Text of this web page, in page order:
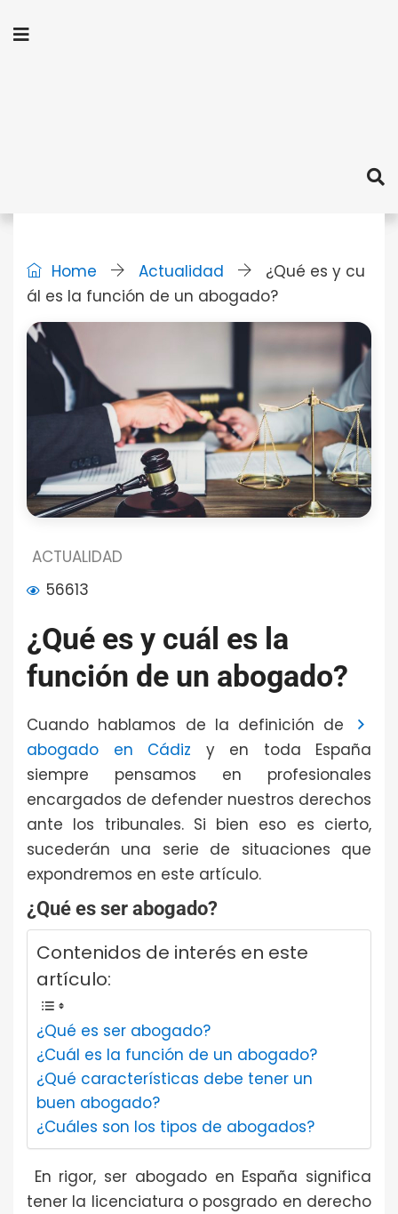
Home Actualidad
¿Qué es y cu
ál es la función de un abogado?
ACTUALIDAD
56613
¿Qué es y cuál es la
función de un abogado?
Cuando hablamos de la definición de
abogado en Cádiz y en toda España
siempre pensamos en profesionales
encargados de defender nuestros derechos
ante los tribunales. Si bien eso es cierto,
sucederán una serie de situaciones que
expondremos en este artículo.
¿Qué es ser abogado?
Contenidos de interés en este
artículo:
¿Qué es ser abogado?
¿Cuál es la función de un abogado?
¿Qué características debe tener un
buen abogado?
¿Cuáles son los tipos de abogados?
En rigor, ser abogado en España significa
tener la licenciatura o posgrado en derecho